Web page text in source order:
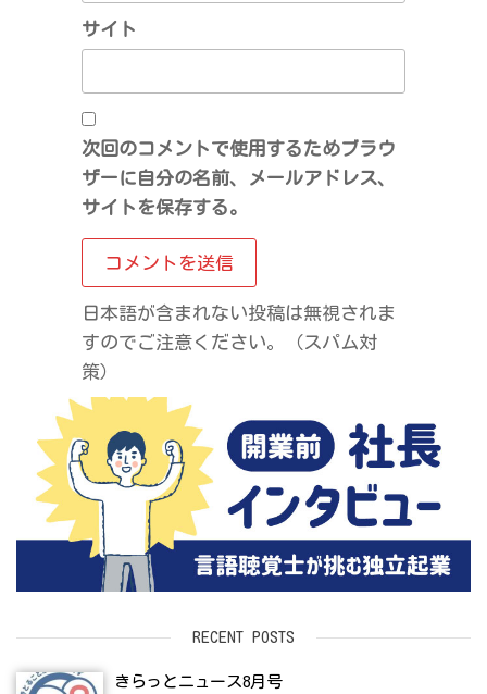
サイト
次回のコメントで使用するためブラウ
ザーに自分の名前、メールアドレス、
サイトを保存する。
日本語が含まれない投稿は無視されま
すのでご注意ください。（スパム対
策）
RECENT POSTS
きらっとニュース8月号